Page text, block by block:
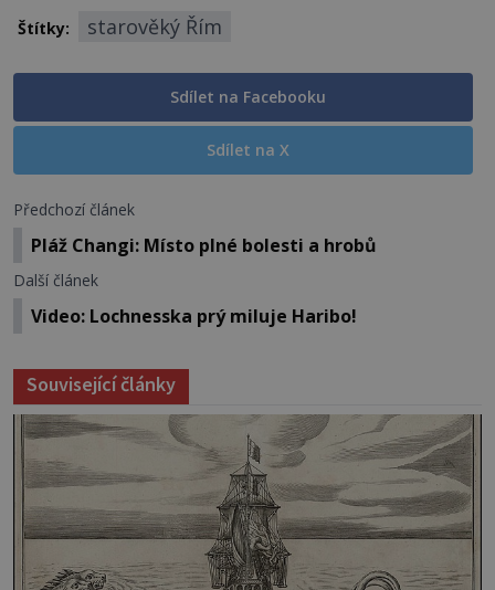
Štítky: starověký Řím
Sdílet na Facebooku
Sdílet na X
Předchozí článek
Pláž Changi: Místo plné bolesti a hrobů
Další článek
Video: Lochnesska prý miluje Haribo!
Související články